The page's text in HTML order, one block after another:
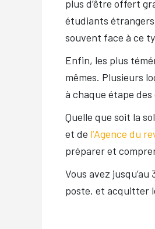
plus d’être offert
étudiants
souvent face à ce
Enfin, les plus
mêmes. Plusieurs
à chaque étape
Quelle que soit la
et de l’Agence du
préparer et
Vous avez
poste, et acquitter